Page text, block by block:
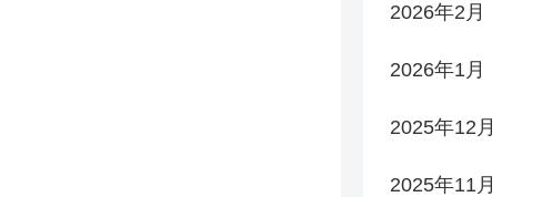
2026年2月
2026年1月
2025年12月
2025年11月